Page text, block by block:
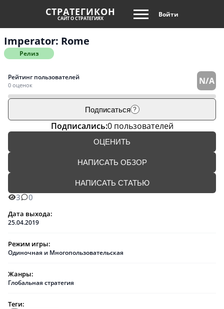
СТРАТЕГИКОН
САЙТ О СТРАТЕГИЯХ Войти
Imperator: Rome
Релиз
Рейтинг пользователей
0 оценок N/A
Подписаться ?
Подписались:0 пользователей
ОЦЕНИТЬ
НАПИСАТЬ ОБЗОР
НАПИСАТЬ СТАТЬЮ
3 0
Дата выхода:
25.04.2019
Режим игры:
Одиночная и Многопользовательская
Жанры:
Глобальная стратегия
Теги: